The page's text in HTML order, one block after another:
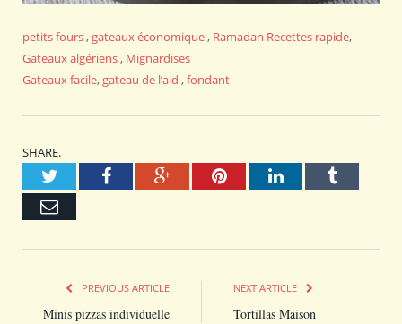
petits fours, gateaux économique, Ramadan Recettes rapide,
Gateaux algériens, Mignardises
Gateaux facile, gateau de l’aid ,fondant
SHARE.
TwitterFacebookGoogle+PinterestLinkedInTumblr
Email
PREVIOUS ARTICLE
Minis pizzas individuelle
NEXT ARTICLE
Tortillas Maison